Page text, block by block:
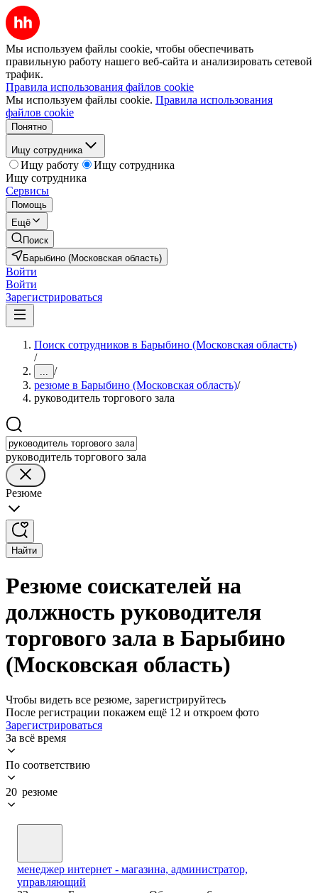
Мы используем файлы cookie, чтобы обеспечивать
правильную работу нашего веб-сайта и анализировать сетевой
трафик.
Правила использования файлов cookie
Мы используем файлы cookie. Правила использования
файлов cookie
Понятно
Ищу сотрудника
Ищу работу
Ищу сотрудника
Ищу сотрудника
Сервисы
Помощь
Ещё
Поиск
Барыбино (Московская область)
Войти
Войти
Зарегистрироваться
Поиск сотрудников в Барыбино (Московская область)
/
... /
резюме в Барыбино (Московская область)/
руководитель торгового зала
руководитель торгового зала
Резюме
Найти
Резюме соискателей на
должность руководителя
торгового зала в Барыбино
(Московская область)
Чтобы видеть все резюме, зарегистрируйтесь
После регистрации покажем ещё 12 и откроем фото
Зарегистрироваться
За всё время
По соответствию
20 резюме
менеджер интернет - магазина, администратор,
управляющий